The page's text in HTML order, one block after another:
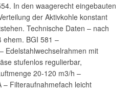
In den waagerecht eingebauten
der Aktivkohle konstant
Technische Daten – nach
ehem. BGI 581 –
Edelstahlwechselrahmen mit
stufenlos regulierbar,
20-120 m3/h –
– Filteraufnahmefach leicht